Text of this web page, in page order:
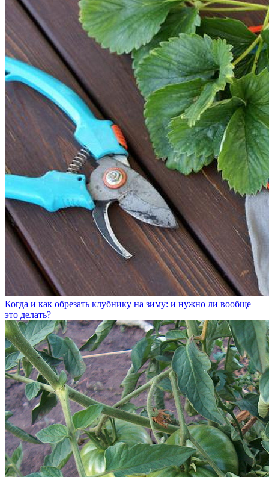
Когда и как обрезать клубнику на зиму: и нужно ли вообще
это делать?